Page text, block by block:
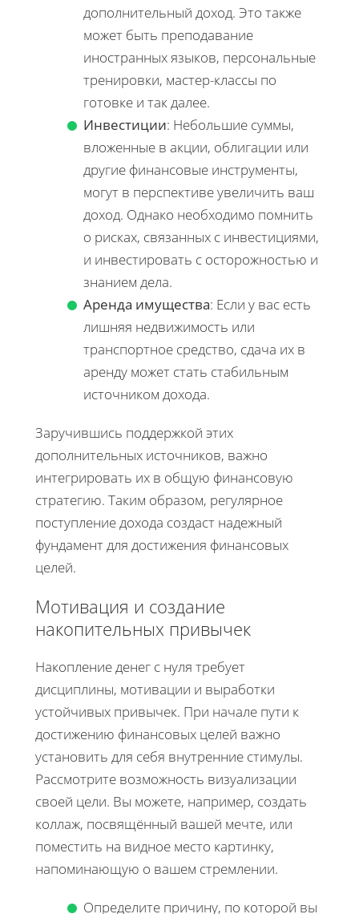
дополнительный доход. Это также
может быть преподавание
иностранных языков, персональные
тренировки, мастер-классы по
готовке и так далее.
Инвестиции: Небольшие суммы,
вложенные в акции, облигации или
другие финансовые инструменты,
могут в перспективе увеличить ваш
доход. Однако необходимо помнить
о рисках, связанных с инвестициями,
и инвестировать с осторожностью и
знанием дела.
Аренда имущества: Если у вас есть
лишняя недвижимость или
транспортное средство, сдача их в
аренду может стать стабильным
источником дохода.
Заручившись поддержкой этих
дополнительных источников, важно
интегрировать их в общую финансовую
стратегию. Таким образом, регулярное
поступление дохода создаст надежный
фундамент для достижения финансовых
целей.
Мотивация и создание
накопительных привычек
Накопление денег с нуля требует
дисциплины, мотивации и выработки
устойчивых привычек. При начале пути к
достижению финансовых целей важно
установить для себя внутренние стимулы.
Рассмотрите возможность визуализации
своей цели. Вы можете, например, создать
коллаж, посвящённый вашей мечте, или
поместить на видное место картинку,
напоминающую о вашем стремлении.
Определите причину, по которой вы